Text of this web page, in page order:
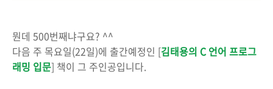
뭔데 500번째냐구요? ^^
다음 주 목요일(22일)에 출간예정인 [김태용의 C 언어 프로그
래밍 입문] 책이 그 주인공입니다.